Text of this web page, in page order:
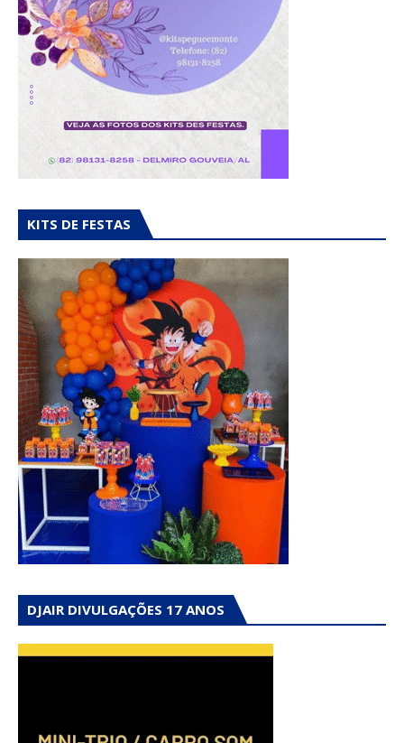
KITS DE FESTAS
DJAIR DIVULGAÇÕES 17 ANOS